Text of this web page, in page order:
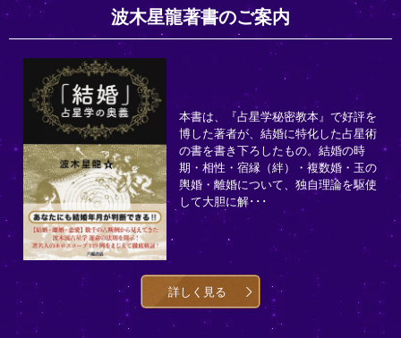
波木星龍著書のご案内
本書は、『占星学秘密教本』で好評を
博した著者が、結婚に特化した占星術
の書を書き下ろしたもの。結婚の時
期・相性・宿縁（絆）・複数婚・玉の
輿婚・離婚について、独自理論を駆使
して大胆に解･･･
詳しく見る